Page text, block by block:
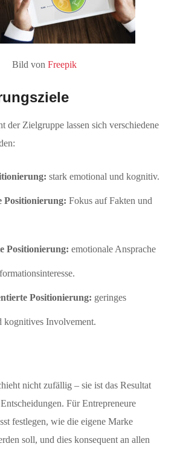
Bild vonFreepik
der Zielgruppe lassen sich verschiedene
stark emotional und kognitiv.
Positionierung: Fokus auf Fakten und
Positionierung: emotionale Ansprache
Positionierung: geringes
kognitives Involvement.
nicht zufällig – sie ist das Resultat
Für Entrepreneure
festlegen, wie die eigene Marke
soll, und dies konsequent an allen